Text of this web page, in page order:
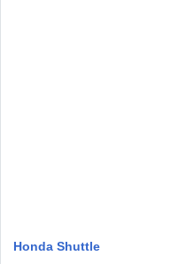
Honda Shuttle